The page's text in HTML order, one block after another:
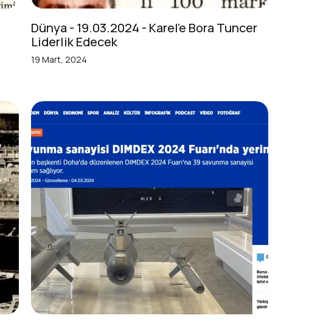
Dünya - 19.03.2024 - Karel'e Bora Tuncer
Liderlik Edecek
19 Mart, 2024